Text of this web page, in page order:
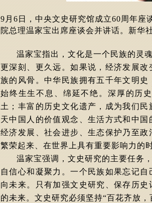
9月6日，中央文史研究馆成立60周年座
院总理温家宝出席座谈会并讲话。新华
温家宝指出，文化是一个民族的灵
更深刻、更久远。如果说，经济发展
族的风骨。中华民族拥有五千年文明
始终生生不息、绵延不绝。深厚的历
土；丰富的历史文化遗产，成为我们
天中国人的价值观念、生活方式和中
经济发展、社会进步、生态保护乃至
繁荣起来、在世界上具有重要影响力的
温家宝强调，文史研究的主要任务
自信心和凝聚力。一个民族如果忘记
向未来。只有加强文史研究、保存历
的未来。文史研究必须坚持“百花齐放